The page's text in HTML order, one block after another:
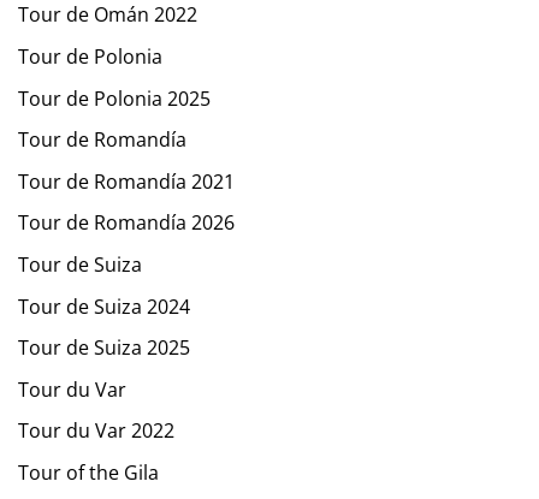
Tour de Omán 2022
Tour de Polonia
Tour de Polonia 2025
Tour de Romandía
Tour de Romandía 2021
Tour de Romandía 2026
Tour de Suiza
Tour de Suiza 2024
Tour de Suiza 2025
Tour du Var
Tour du Var 2022
Tour of the Gila